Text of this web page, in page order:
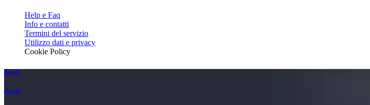
Help e Faq
Info e contatti
Termini del servizio
Utilizzo dati e privacy
Cookie Policy
People
People